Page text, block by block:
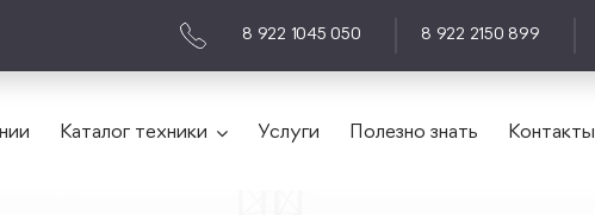
8 922 1045 050 8 922 2150 899
Каталог техники Услуги Полезно знать Контакты